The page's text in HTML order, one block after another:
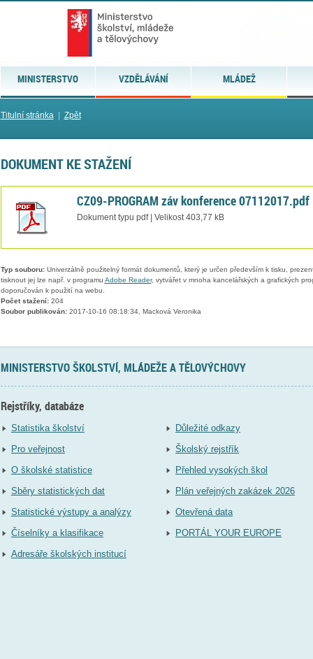
MINISTERSTVO VZDĚLÁVÁNÍ MLÁDEŽ
Titulní stránka| Zpět
DOKUMENT KE STAŽENÍ
CZ09-PROGRAM záv konference 07112017.pdf
Dokument typu pdf | Velikost 403,77 kB
Typ souboru:Univerzálně použitelný formát dokumentů, který je určen především k tisku,
tisknout jej lze např. v programu Adobe Reader, vytvářet v mnoha kancelářských a grafických
doporučován k použití na webu.
Počet stažení:204
Soubor publikován:2017-10-16 08:18:34, Macková Veronika
MINISTERSTVO ŠKOLSTVÍ, MLÁDEŽE A TĚLOVÝCHOVY
Rejstříky, databáze
Statistika školství
Pro veřejnost
O školské statistice
Sběry statistických dat
Statistické výstupy a analýzy
Číselníky a klasifikace
Adresáře školských institucí
Důležité odkazy
Školský rejstřík
Přehled vysokých škol
Plán veřejných zakázek 2026
Otevřená data
PORTÁL YOUR EUROPE